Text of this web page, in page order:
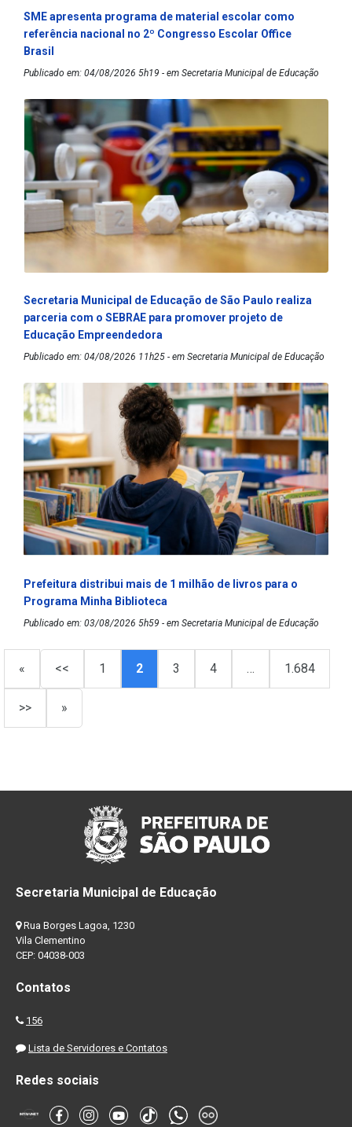
SME apresenta programa de material escolar como
referência nacional no 2º Congresso Escolar Office
Brasil
Publicado em: 04/08/2026 5h19 - em Secretaria Municipal de Educação
Secretaria Municipal de Educação de São Paulo realiza
parceria com o SEBRAE para promover projeto de
Educação Empreendedora
Publicado em: 04/08/2026 11h25 - em Secretaria Municipal de Educação
Prefeitura distribui mais de 1 milhão de livros para o
Programa Minha Biblioteca
Publicado em: 03/08/2026 5h59 - em Secretaria Municipal de Educação
« << 1 2 3 4 … 1.684
>> »
Secretaria Municipal de Educação
Rua Borges Lagoa, 1230
Vila Clementino
CEP: 04038-003
Contatos
156
Lista de Servidores e Contatos
Redes sociais